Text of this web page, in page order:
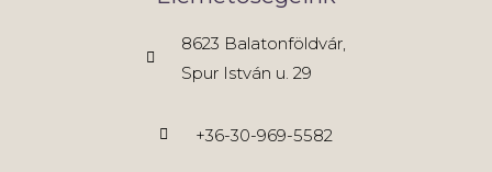
8623 Balatonföldvár,
Spur István u. 29
+36-30-969-5582